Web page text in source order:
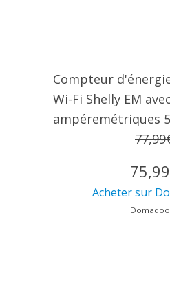
Compteur
Wi-Fi Shelly EM
ampéremétriques
Acheter sur